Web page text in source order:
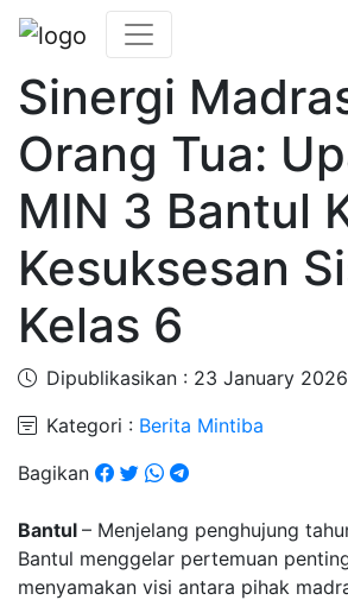
Sinergi
Orang Tua:
MIN 3 Bantul
Kesuksesan
Kelas 6
Dipublikasikan : 23 January 2026
Kategori : Berita Mintiba
Bagikan
Bantul – Menjelang penghujung
Bantul menggelar pertemuan
menyamakan visi antara pihak